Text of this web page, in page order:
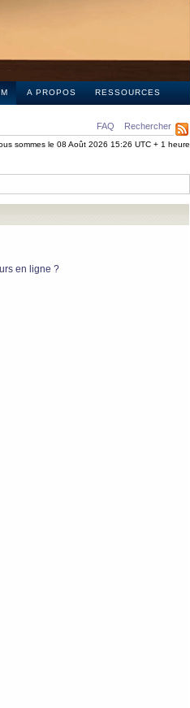
A PROPOS RESSOURCES
FAQ Rechercher
sommes le 08 Août 2026 15:26 UTC + 1 heure
en ligne ?